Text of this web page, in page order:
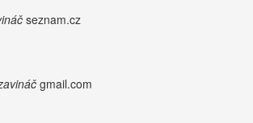
seznam.cz
gmail.com